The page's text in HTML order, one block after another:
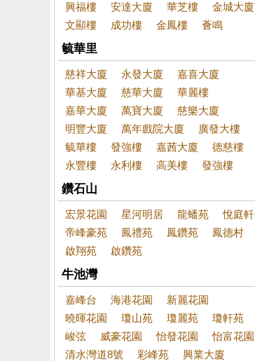
興福樓
安達大廈 華芝樓
金城大廈
文顯樓
成功樓 金鳳樓 薈鳴
毓華里
慈祥大廈 永發大廈
嘉喜大廈
華基大廈
慈華大廈
華麗樓
嘉華大廈
萬寶大廈
慈樂大廈
明豐大廈
萬年戲院大廈
廣發大樓
毓華樓
發強樓 嘉茜大廈
德慈樓
永豐樓
永利樓 高美樓 發強樓
鑽石山
宏景花園 星河明居 龍蟠苑
悅庭軒
帝峰豪苑
鳳禮苑 鳳鑽苑
鳳德村
啟翔苑
啟鑽苑
牛池灣
嘉峰台 海港花園
新麗花園
曉暉花園
瓊山苑 瓊麗苑
瓊軒苑
峻弦
威豪花園 怡發花園
怡富花園
清水灣道8號
彩峰苑
興業大廈